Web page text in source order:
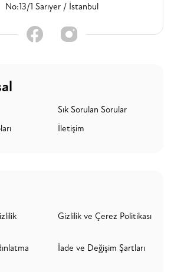
No:13/1 Sarıyer / İstanbul
Sık Sorulan Sorular
İletişim
Gizlilik ve Çerez Politikası
İade ve Değişim Şartları